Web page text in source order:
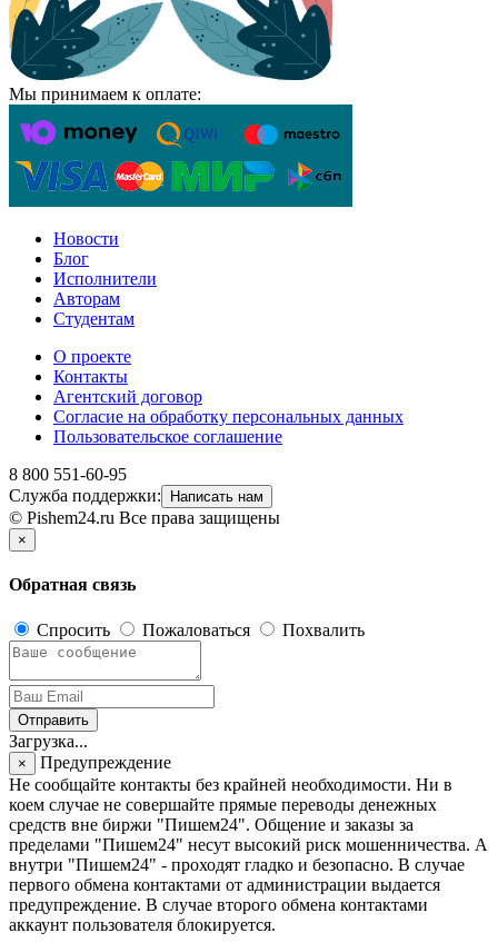
Мы принимаем к оплате:
Новости
Блог
Исполнители
Авторам
Студентам
О проекте
Контакты
Агентский договор
Согласие на обработку персональных данных
Пользовательское соглашение
8 800 551-60-95
Служба поддержки:
Написать нам
© Pishem24.ru Все права защищены
×
Обратная связь
Спросить Пожаловаться Похвалить
Отправить
Загрузка...
×
Предупреждение
Не сообщайте контакты без крайней необходимости. Ни в
коем случае не совершайте прямые переводы денежных
средств вне биржи "Пишем24". Общение и заказы за
пределами "Пишем24" несут высокий риск мошенничества. А
внутри "Пишем24" - проходят гладко и безопасно. В случае
первого обмена контактами от администрации выдается
предупреждение. В случае второго обмена контактами
аккаунт пользователя блокируется.